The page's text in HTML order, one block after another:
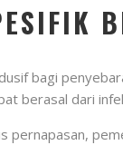
bagi
berasal dari
pernapasan,